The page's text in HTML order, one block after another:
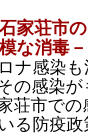
家荘市
な消毒－
ナ感染も
の感染
荘市で
る防疫